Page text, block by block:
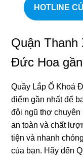
HOTLINE
Quận Thanh
Ðức Hoa
Quầy Lắp Ổ Khoá
điểm gần nhất để
đội ngũ thợ chuyên
an toàn và chất
tiện và nhanh
của bạn. Hãy đến